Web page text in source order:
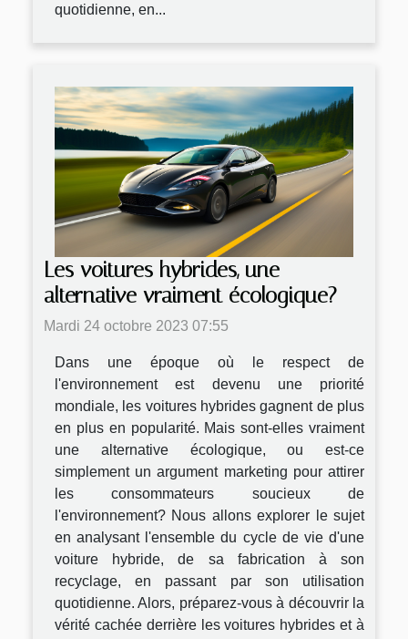
quotidienne, en...
Les voitures hybrides, une
alternative vraiment écologique?
Mardi 24 octobre 2023 07:55
Dans une époque où le respect de
l'environnement est devenu une priorité
mondiale, les voitures hybrides gagnent de plus
en plus en popularité. Mais sont-elles vraiment
une alternative écologique, ou est-ce
simplement un argument marketing pour attirer
les consommateurs soucieux de
l'environnement? Nous allons explorer le sujet
en analysant l'ensemble du cycle de vie d'une
voiture hybride, de sa fabrication à son
recyclage, en passant par son utilisation
quotidienne. Alors, préparez-vous à découvrir la
vérité cachée derrière les voitures hybrides et à